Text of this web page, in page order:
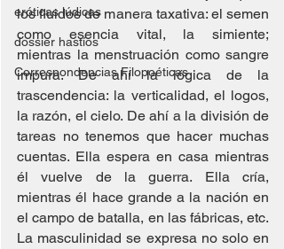
eróticas lúdicas
dossier hastíos
Correspondencias Filopoéticas
los fluidos de manera taxativa: el semen
como esencia vital, la simiente;
mientras la menstruación como sangre
impura. De ahí la lógica de la
trascendencia: la verticalidad, el logos,
la razón, el cielo. De ahí a la división de
tareas no tenemos que hacer muchas
cuentas. Ella espera en casa mientras
él vuelve de la guerra. Ella cría,
mientras él hace grande a la nación en
el campo de batalla, en las fábricas, etc.
La masculinidad se expresa no solo en